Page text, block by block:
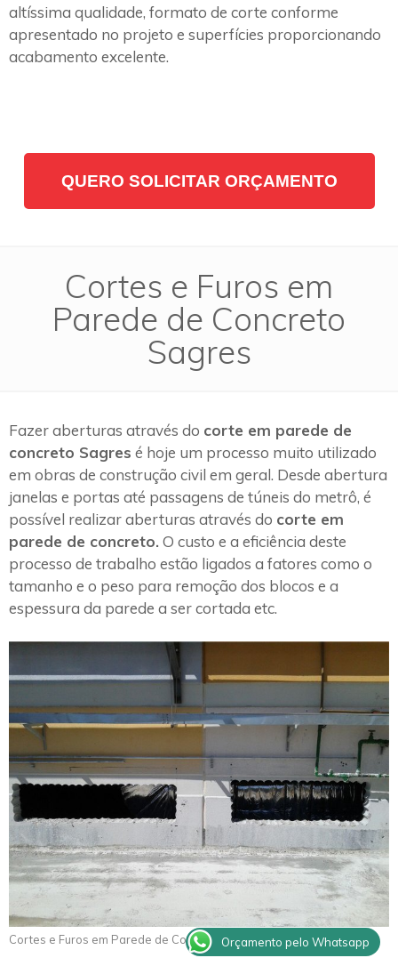
altíssima qualidade, formato de corte conforme
apresentado no projeto e superfícies proporcionando
acabamento excelente.
QUERO SOLICITAR ORÇAMENTO
Cortes e Furos em
Parede de Concreto
Sagres
Fazer aberturas através do corte em parede de
concreto Sagres é hoje um processo muito utilizado
em obras de construção civil em geral. Desde abertura
janelas e portas até passagens de túneis do metrô, é
possível realizar aberturas através do corte em
parede de concreto. O custo e a eficiência deste
processo de trabalho estão ligados a fatores como o
tamanho e o peso para remoção dos blocos e a
espessura da parede a ser cortada etc.
Cortes e Furos em Parede de Concreto SagresOrçamento pelo Whatsapp